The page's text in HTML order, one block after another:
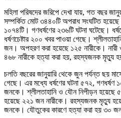
মহিলা পরিষদের জরিপে দেখা যায়, গত বছর
সম্পর্কিত মোট ৩৪৪০টি অপরাধ সংঘটিত
১০৭৪টি। গণধর্ষণের ২৩৬টি ঘটনা ঘটেছে।
ধর্ষণচেষ্টার ২০০ খবর পাওয়া গেছে।
জন। অপহরণ করা হয়েছে ১২৫ নারীকে। নারী
৪৬৮ নারীকে হত্যা করা হয়, রহস্যজনক মৃত্যু
চলতি বছরের জানুয়ারি থেকে জুন পর্যন্ত ছয়
গেছে। এর মধ্যে ধর্ষণের ঘটনা ৫৭২, গণধর্ষণ
জনকে। শ্লীলতাহানি ও যৌন নিপীড়ন হয়েছে
হয়েছে ২২১ জন নারীকে। রহস্যজনক মৃত্যু
জনকে। যৌতুকের কারণে হত্যা করা হয় ৩০